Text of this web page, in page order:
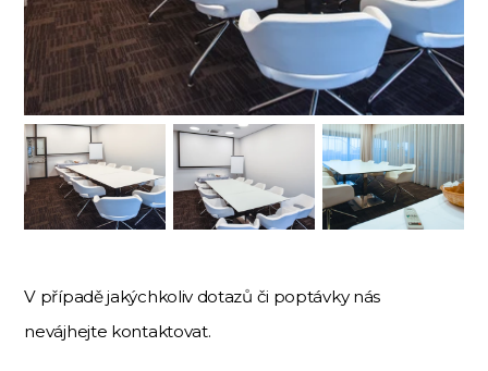
V případě jakýchkoliv dotazů či poptávky nás
nevájhejte kontaktovat.